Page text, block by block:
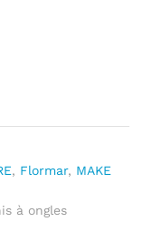
, Flormar, MAKE
à ongles